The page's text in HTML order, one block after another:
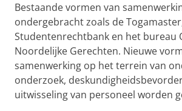
Bestaande vormen van
ondergebracht zoals de
Studentenrechtbank en het bureau
Noordelijke Gerechten. Nieuwe
samenwerking op het terrein van
onderzoek,
uitwisseling van personeel worden